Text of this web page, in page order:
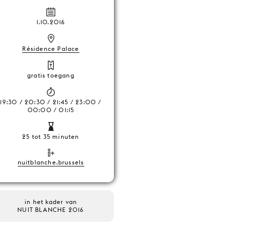
1.10.2016
Résidence Palace
gratis toegang
19:30 / 20:30 / 21:45 / 23:00 /
00:00 / 01:15
25 tot 35 minuten
nuitblanche.brussels
in het kader van
NUIT BLANCHE 2016